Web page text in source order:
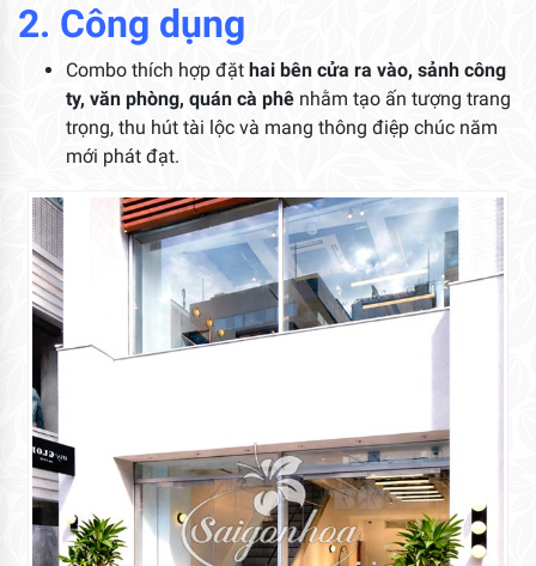
2. Công dụng
Combo thích hợp đặt hai bên cửa ra vào, sảnh công
ty, văn phòng, quán cà phê nhằm tạo ấn tượng trang
trọng, thu hút tài lộc và mang thông điệp chúc năm
mới phát đạt.